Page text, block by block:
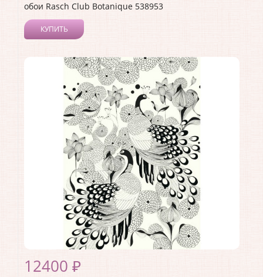
обои Rasch Club Botanique 538953
КУПИТЬ
Коллекция:Club Botanique
Длина рулона:10.05 .
Ширина рулона:0.53 .
Материал покрытия:Виниловое
Германия
Материал основы:Флизелин
<>
12400 ₽